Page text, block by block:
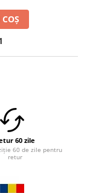
60 zile
60 de zile pentru
retur